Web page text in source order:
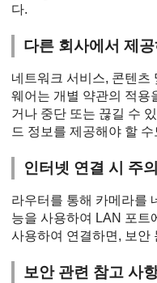
다.
다른 회사에서 제
네트워크 서비스, 콘텐츠
웨어는 개별 약관의 적용
거나 중단 또는 끊길 수
드 정보를 제공해야 할
인터넷 연결 시 주
라우터를 통해 카메라를
능을 사용하여 LAN 포트
사용하여 연결하면, 보안
보안 관련 참고 사